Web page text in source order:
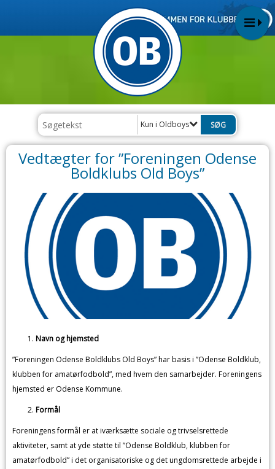
Kun i Oldboys
Vedtægter for ”Foreningen Odense
Boldklubs Old Boys”
Navn og hjemsted
”Foreningen Odense Boldklubs Old Boys” har basis i ”Odense Boldklub,
klubben for amatørfodbold”, med hvem den samarbejder. Foreningens
hjemsted er Odense Kommune.
Formål
Foreningens formål er at iværksætte sociale og trivselsrettede
aktiviteter, samt at yde støtte til ”Odense Boldklub, klubben for
amatørfodbold” i det organisatoriske og det ungdomsrettede arbejde i